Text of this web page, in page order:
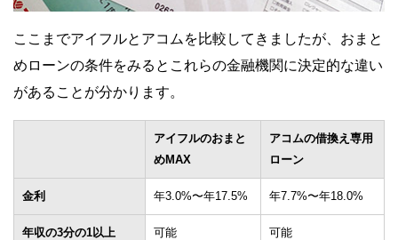
ここまでアイフルとアコムを比較してきましたが、おまと
めローンの条件をみるとこれらの金融機関に決定的な違い
があることが分かります。
アイフルのおまと
めMAX
アコムの借換え専用
ローン
金利 年3.0%〜年17.5% 年7.7%〜年18.0%
年収の3分の1以上 可能 可能